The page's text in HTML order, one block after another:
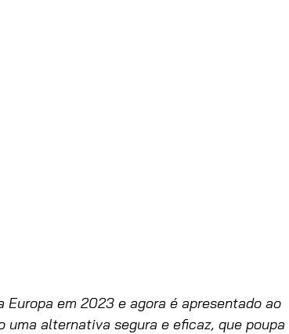
em 2023 e agora é apresentado ao
alternativa segura e eficaz, que poupa